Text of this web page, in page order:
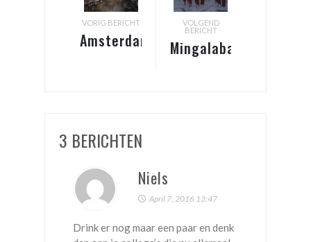
VORIG BERICHT
Amsterdam
VOLGEND
BERICHT
Mingalaba
3 BERICHTEN
Niels
April 7, 2016 13:47
Drink er nog maar een paar en denk